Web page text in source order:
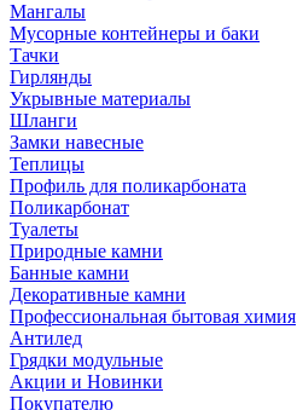
Мангалы
Мусорные контейнеры и баки
Тачки
Гирлянды
Укрывные материалы
Шланги
Замки навесные
Теплицы
Профиль для поликарбоната
Поликарбонат
Туалеты
Природные камни
Банные камни
Декоративные камни
Профессиональная бытовая химия
Антилед
Грядки модульные
Акции и Новинки
Покупателю